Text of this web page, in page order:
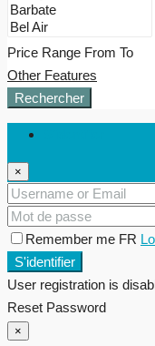
Price Range From To
Other Features
Rechercher
×
Remember me FR
S'identifier
User registration is
Reset Password
×